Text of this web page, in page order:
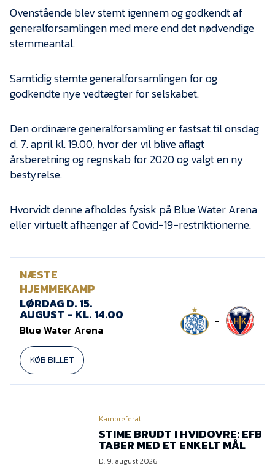
Ovenstående blev stemt igennem og godkendt af
generalforsamlingen med mere end det nødvendige
stemmeantal.
Samtidig stemte generalforsamlingen for og
godkendte nye vedtægter for selskabet.
Den ordinære generalforsamling er fastsat til onsdag
d. 7. april kl. 19.00, hvor der vil blive aflagt
årsberetning og regnskab for 2020 og valgt en ny
bestyrelse.
Hvorvidt denne afholdes fysisk på Blue Water Arena
eller virtuelt afhænger af Covid-19-restriktionerne.
NÆSTE
HJEMMEKAMP
LØRDAG D. 15.
AUGUST - KL. 14.00
Blue Water Arena
KØB BILLET
-
Kampreferat
STIME BRUDT I HVIDOVRE: EFB
TABER MED ET ENKELT MÅL
D. 9. august 2026